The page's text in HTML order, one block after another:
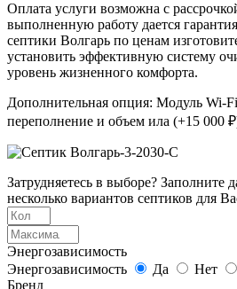
Оплата услуги возможна с
выполненную работу дается
септики Волгарь по ценам
установить эффективную систему
уровень жизненного комфорта.
Дополнительная опция: Модуль Wi-
переполнение и объем ила (+15 000
Затрудняетесь в выборе?
несколько вариантов септиков для
Энергозависимость
Энергозависимость
Да
Нет
Бренд